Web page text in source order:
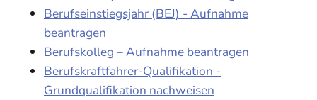
Berufseinstiegsjahr (BEJ) - Aufnahme
beantragen
Berufskolleg – Aufnahme beantragen
Berufskraftfahrer-Qualifikation -
Grundqualifikation nachweisen